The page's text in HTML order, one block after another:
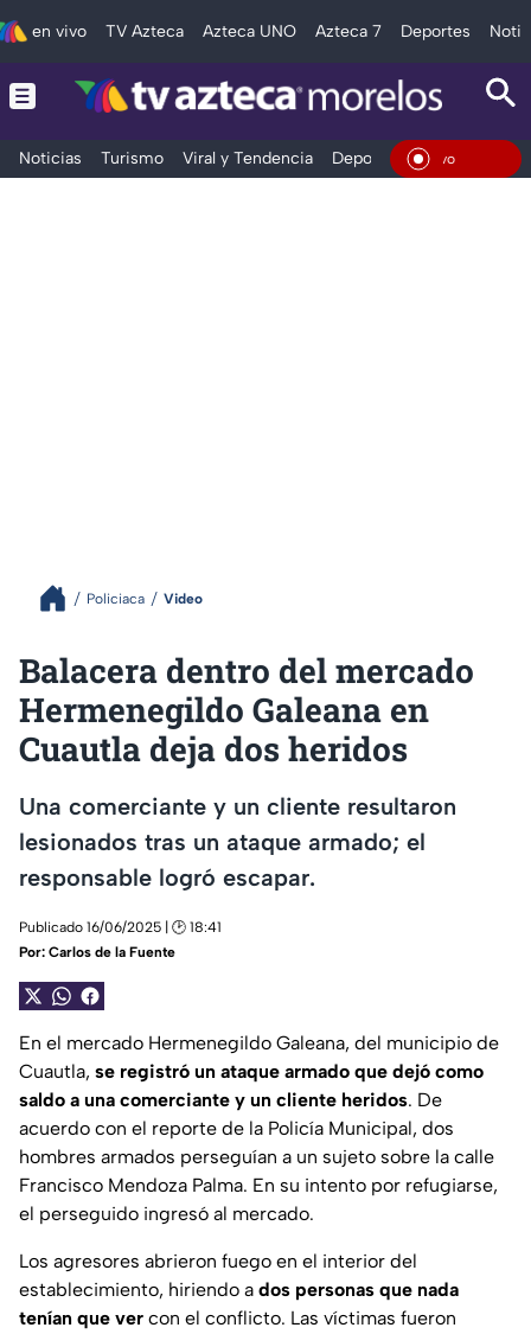
en vivo TV Azteca Azteca UNO Azteca 7 Deportes
Noticias Turismo Viral y Tendencia Deportes Espectáculos
En
Policiaca Video
Balacera dentro del mercado
Hermenegildo Galeana en
Cuautla deja dos heridos
Una comerciante y un cliente resultaron
lesionados tras un ataque armado; el
responsable logró escapar.
Publicado 16/06/2025 | 🕑 18:41
Por: Carlos de la Fuente
En el mercado Hermenegildo Galeana, del municipio de
Cuautla, se registró un ataque armado que dejó como
saldo a una comerciante y un cliente heridos. De
acuerdo con el reporte de la Policía Municipal, dos
hombres armados perseguían a un sujeto sobre la calle
Francisco Mendoza Palma. En su intento por refugiarse,
el perseguido ingresó al mercado.
Los agresores abrieron fuego en el interior del
establecimiento, hiriendo a dos personas que nada
tenían que ver con el conflicto. Las víctimas fueron